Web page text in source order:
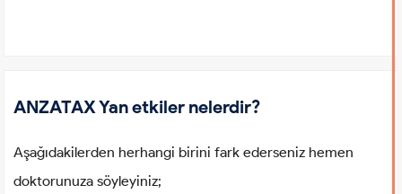
ANZATAX Yan etkiler nelerdir?
Aşağıdakilerden herhangi birini fark ederseniz hemen
doktorunuza söyleyiniz;